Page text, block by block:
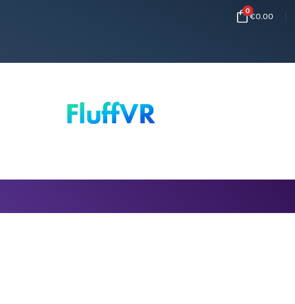
0€0.00
FluffVR